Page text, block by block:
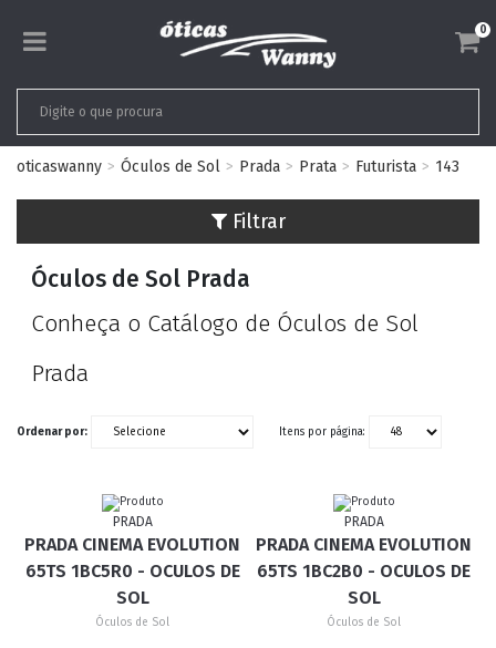
0
oticaswanny Óculos de Sol Prada Prata Futurista 143
Filtrar
Óculos de Sol Prada
Conheça o Catálogo de Óculos de Sol
Prada
Ordenar por: Itens por página:
PRADA
PRADA CINEMA EVOLUTION
65TS 1BC5R0 - OCULOS DE
SOL
Óculos de Sol
PRADA
PRADA CINEMA EVOLUTION
65TS 1BC2B0 - OCULOS DE
SOL
Óculos de Sol